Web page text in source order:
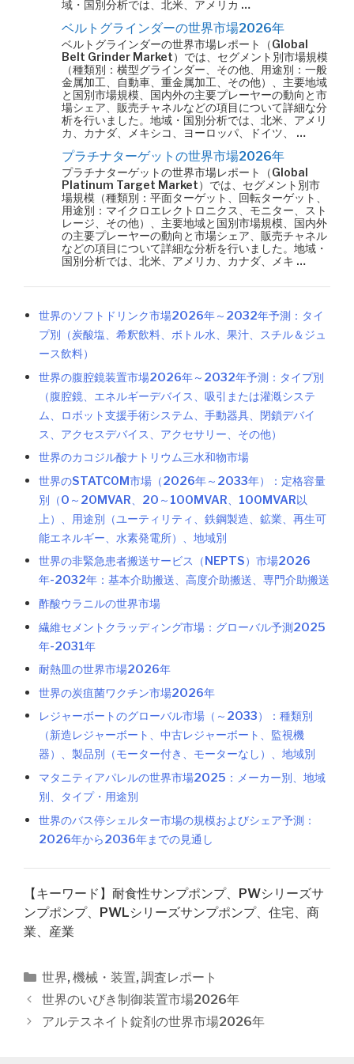
域・国別分析では、北米、アメリカ …
ベルトグラインダーの世界市場2026年
ベルトグラインダーの世界市場レポート（Global
Belt Grinder Market）では、セグメント別市場規模
（種類別：横型グラインダー、その他、用途別：一般
金属加工、自動車、重金属加工、その他）、主要地域
と国別市場規模、国内外の主要プレーヤーの動向と市
場シェア、販売チャネルなどの項目について詳細な分
析を行いました。地域・国別分析では、北米、アメリ
カ、カナダ、メキシコ、ヨーロッパ、ドイツ、 …
プラチナターゲットの世界市場2026年
プラチナターゲットの世界市場レポート（Global
Platinum Target Market）では、セグメント別市
場規模（種類別：平面ターゲット、回転ターゲット、
用途別：マイクロエレクトロニクス、モニター、スト
レージ、その他）、主要地域と国別市場規模、国内外
の主要プレーヤーの動向と市場シェア、販売チャネル
などの項目について詳細な分析を行いました。地域・
国別分析では、北米、アメリカ、カナダ、メキ …
世界のソフトドリンク市場2026年～2032年予測：タイ
プ別（炭酸塩、希釈飲料、ボトル水、果汁、スチル＆ジュ
ース飲料）
世界の腹腔鏡装置市場2026年～2032年予測：タイプ別
（腹腔鏡、エネルギーデバイス、吸引または灌漑システ
ム、ロボット支援手術システム、手動器具、閉鎖デバイ
ス、アクセスデバイス、アクセサリー、その他）
世界のカコジル酸ナトリウム三水和物市場
世界のSTATCOM市場（2026年～2033年）：定格容量
別（0～20MVAR、20～100MVAR、100MVAR以
上）、用途別（ユーティリティ、鉄鋼製造、鉱業、再生可
能エネルギー、水素発電所）、地域別
世界の非緊急患者搬送サービス（NEPTS）市場2026
年-2032年：基本介助搬送、高度介助搬送、専門介助搬送
酢酸ウラニルの世界市場
繊維セメントクラッディング市場：グローバル予測2025
年-2031年
耐熱皿の世界市場2026年
世界の炭疽菌ワクチン市場2026年
レジャーボートのグローバル市場（～2033）：種類別
（新造レジャーボート、中古レジャーボート、監視機
器）、製品別（モーター付き、モーターなし）、地域別
マタニティアパレルの世界市場2025：メーカー別、地域
別、タイプ・用途別
世界のバス停シェルター市場の規模およびシェア予測：
2026年から2036年までの見通し
【キーワード】耐食性サンプポンプ、PWシリーズサ
ンプポンプ、PWLシリーズサンプポンプ、住宅、商
業、産業
カ
テ
リ
世界, 機械・装置, 調査レポート
投
稿
世界のいびき制御装置市場2026年
アルテスネイト錠剤の世界市場2026年